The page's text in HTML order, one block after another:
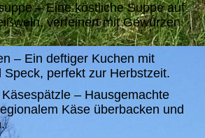
– Eine köstliche Suppe auf
verfeinert mit Gewürzen
– Ein deftiger Kuchen mit
Speck, perfekt zur Herbstzeit.
– Hausgemachte
Käse überbacken und